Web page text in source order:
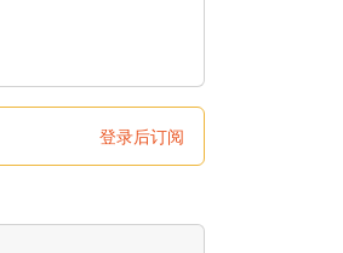
登录后订阅